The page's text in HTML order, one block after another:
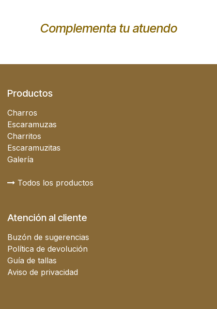
Complementa tu atuendo
Productos
Charros
Escaramuzas
Charritos
Escaramuzitas
Galería
Todos los productos
Atención al cliente
Buzón de sugerencias
Política de devolución
Guía de tallas
Aviso de privacidad